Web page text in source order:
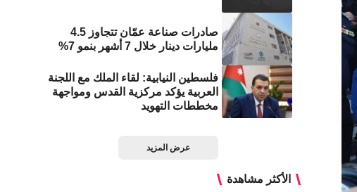
صادرات صناعة عمّان تتجاوز 4.5
مليارات دينار خلال 7 أشهر بنمو 7%
فلسطين النيابية: لقاء الملك مع اللجنة
العربية يؤكد مركزية القدس ومواجهة
مخططات التهويد
عرض المزيد
الأكثر مشاهدة